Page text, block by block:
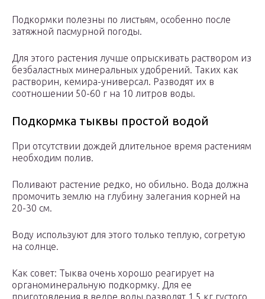
Подкормки полезны по листьям, особенно после
затяжной пасмурной погоды.
Для этого растения лучше опрыскивать раствором из
безбаластных минеральных удобрений. Таких как
растворин, кемира-универсал. Разводят их в
соотношении 50-60 г на 10 литров воды.
Подкормка тыквы простой водой
При отсутствии дождей длительное время растениям
необходим полив.
Поливают растение редко, но обильно. Вода должна
промочить землю на глубину залегания корней на
20-30 см.
Воду используют для этого только теплую, согретую
на солнце.
Как совет: Тыква очень хорошо реагирует на
органоминеральную подкормку. Для ее
приготовления в ведре воды разводят 1.5 кг густого